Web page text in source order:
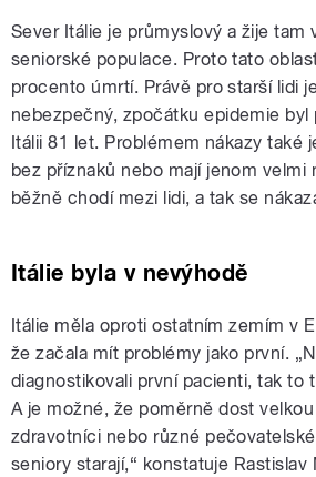
Sever Itálie je průmyslový a žije tam
seniorské populace. Proto tato
procento úmrtí. Právě pro starší lidi
nebezpečný, zpočátku epidemie
Itálii 81 let. Problémem nákazy také
bez příznaků nebo mají jenom velmi
běžně chodí mezi lidi, a tak se
Itálie byla v nevýhodě
Itálie měla oproti ostatním zemím v
že začala mít problémy jako první.
diagnostikovali první pacienti, tak to
A je možné, že poměrně dost
zdravotníci nebo různé
seniory starají,“ konstatuje Rastislav